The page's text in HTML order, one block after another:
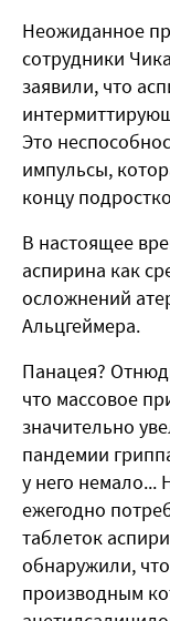
Неожиданное
сотрудники
заявили, что
Это
импульсы,
концу
В настоящее
аспирина как
осложнений
Альцгеймера.
Панацея?
что массовое
значительно
пандемии
у него
ежегодно
таблеток
обнаружили,
производным